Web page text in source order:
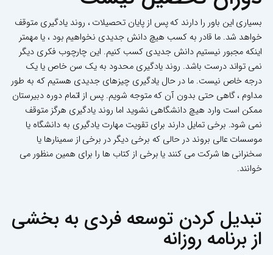
بسیاری این باور را دارند که پس از پایان تحصیلات ، روند یادگیری متوقف
خواهد شد. ما قادر به کسب هیچ دانش جدیدی نخواهیم بود ، یا مهمتر
اینکه مجبور نیستیم دانش جدیدی کسب کنیم. این چارچوب فکری دیگر
نمی تواند درست باشد. روند یادگیری محدود به یک سن خاص یا یک
درجه خاص نیست. ما در حال یادگیری چیزهای جدیدی هستیم که به طور
مداوم ، گاهی حتی بدون آن که متوجه شویم. پس از اتمام دوره دبیرستان
ممکن است وارد هیچ دانشگاهی نشوید اما روند یادگیری هرگز متوقف
نمی شود. برخی تمایل دارند برای تقویت مهارت یادگیری به دانشگاه یا
موسسات عالی بروند در حالی که برخی دیگر در برخی از سمینارها یا
سخنرانی ها شرکت می کنند یا برخی از کتاب ها را برای همین منظور می
خوانند.
تبدیل کردن توسعه فردی به بخشی
از برنامه روزانه